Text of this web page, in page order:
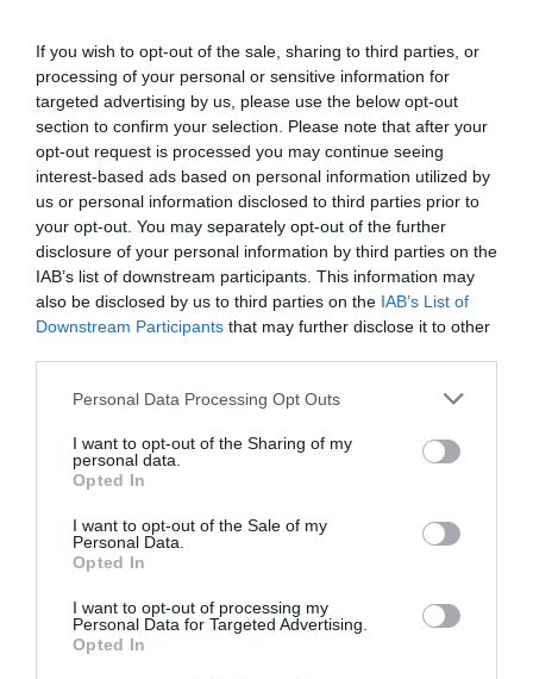
If you wish to opt-out of the sale, sharing to third parties, or
processing of your personal or sensitive information for
targeted advertising by us, please use the below opt-out
section to confirm your selection. Please note that after your
opt-out request is processed you may continue seeing
interest-based ads based on personal information utilized by
us or personal information disclosed to third parties prior to
your opt-out. You may separately opt-out of the further
disclosure of your personal information by third parties on the
IAB’s list of downstream participants. This information may
also be disclosed by us to third parties on the IAB’s List of
Downstream Participants that may further disclose it to other
Please note that this website/app uses one or more Google
not limited to your visit or usage behaviour. You may click to
grant or deny consent to Google and its third-party tags to
use your data for below specified purposes in below Google
consent section.
Personal Data Processing Opt Outs
I want to opt-out of the Sharing of my
personal data.
Opted In
I want to opt-out of the Sale of my
Personal Data.
Opted In
I want to opt-out of processing my
Personal Data for Targeted Advertising.
Opted In
Crede nel destino storico d’Italia.
previous post
“Difendiamo i confini dai clandestini”: Salvini vola da Orban
(Video)
next post
“In Grecia 700 bambini morti per la crisi. Ma decisi di non
parlarne”. La confessione choc di Fubini
YOU MAY ALSO LIKE